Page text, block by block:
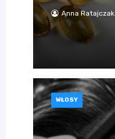
Anna Ratajczak
WŁOSY